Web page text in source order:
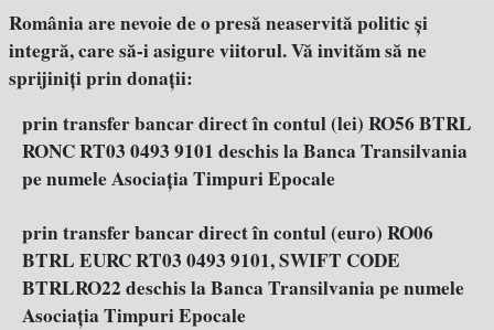
România are nevoie de o presă neaservită politic şi
integră, care să-i asigure viitorul. Vă invităm să ne
sprijiniţi prin donaţii:
prin transfer bancar direct în contul (lei) RO56 BTRL
RONC RT03 0493 9101 deschis la Banca Transilvania
pe numele Asociația Timpuri Epocale
prin transfer bancar direct în contul (euro) RO06
BTRL EURC RT03 0493 9101, SWIFT CODE
BTRLRO22 deschis la Banca Transilvania pe numele
Asociația Timpuri Epocale